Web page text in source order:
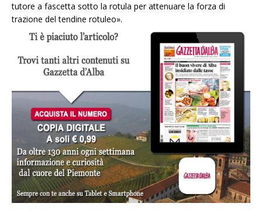
tutore a fascetta sotto la rotula per attenuare la forza di
trazione del tendine rotuleo».